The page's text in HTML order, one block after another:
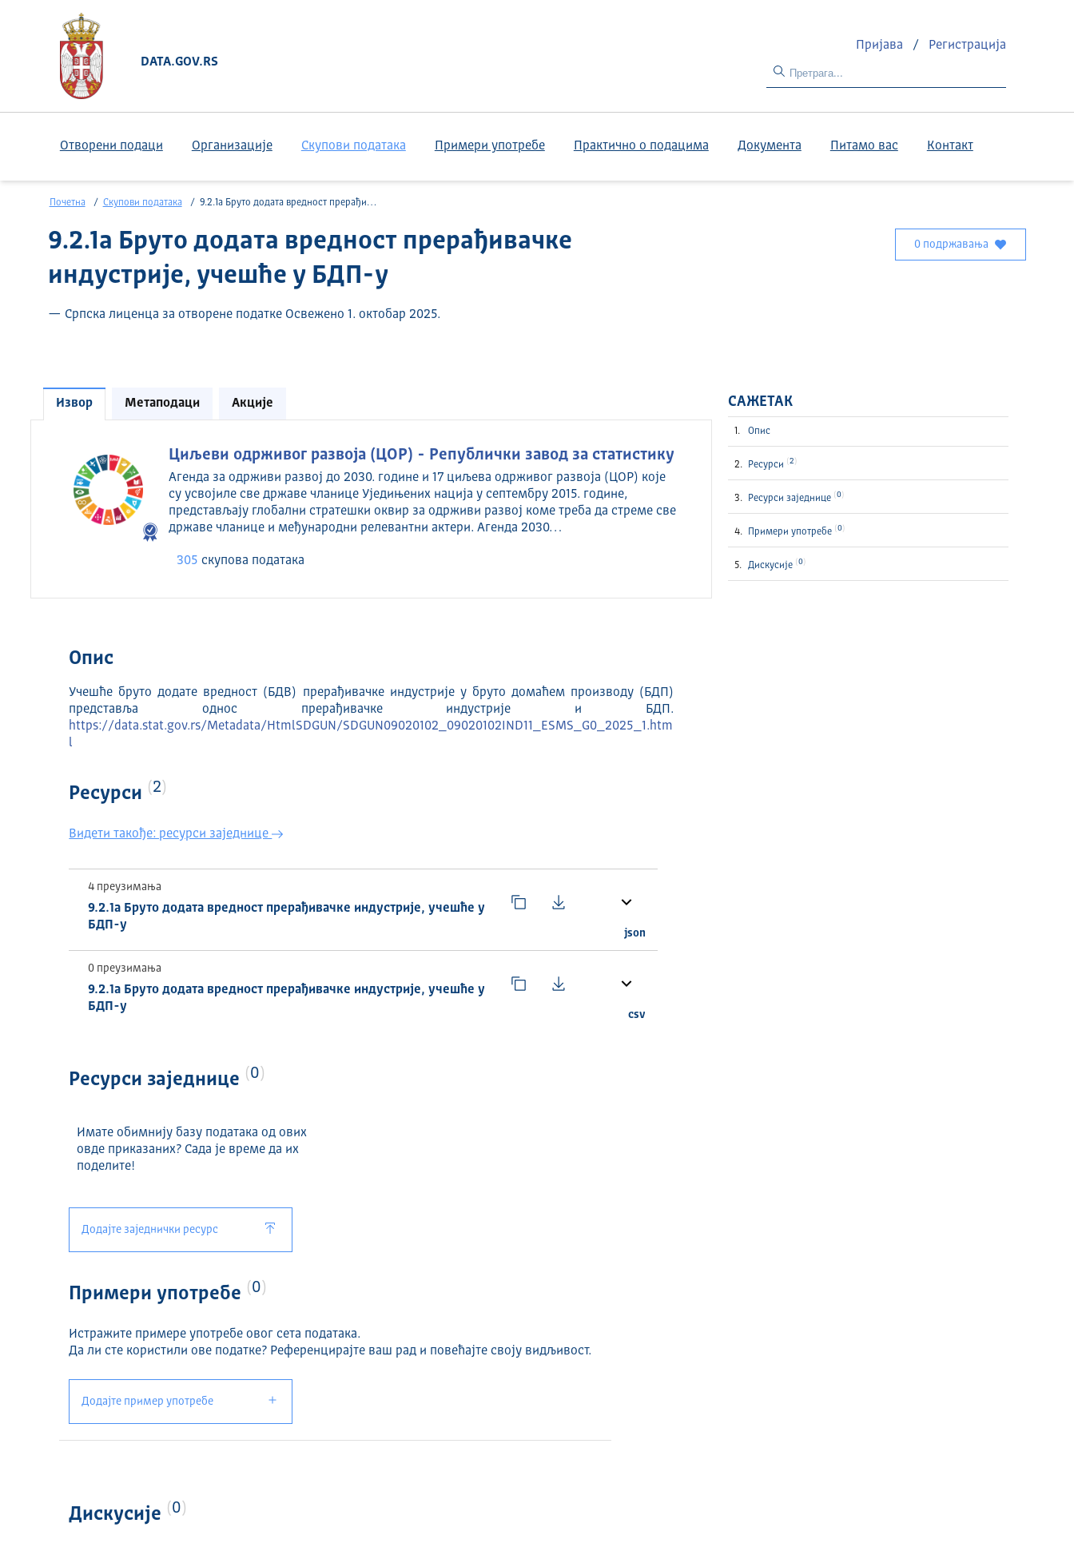
DATA.GOV.RS
Пријава / Регистрација
Отворени подаци Организације Скупови података Примери употребе Практично о подацима Документа Питамо вас Контакт
Почетна Скупови података 9.2.1a Бруто додата вредност прерађивачке индустрије, учешће у БДП-у
9.2.1a Бруто додата вредност прерађивачке
индустрије, учешће у БДП-у
— Српска лиценца за отворене податке Освежено 1. октобар 2025.
0 подржавања
Извор Метаподаци Акције
Циљеви одрживог развоја (ЦОР) - Републички завод за статистику
Агенда за одрживи развој до 2030. године и 17 циљева одрживог развоја (ЦОР) које
су усвојиле све државе чланице Уједињених нација у септембру 2015. године,
представљају глобални стратешки оквир за одрживи развој коме треба да стреме све
државе чланице и међународни релевантни актери. Агенда 2030…
305 скуповa података
Опис
Учешће бруто додате вредност (БДВ) прерађивачке индустрије у бруто домаћем производу (БДП)
представља однос прерађивачке индустрије и БДП.
https://data.stat.gov.rs/Metadata/HtmlSDGUN/SDGUN09020102_09020102IND11_ESMS_G0_2025_1.htm
l
Ресурси 2
Видети такође: ресурси заједнице
4 преузимања
9.2.1a Бруто додата вредност прерађивачке индустрије, учешће у
БДП-у
json
0 преузимања
9.2.1a Бруто додата вредност прерађивачке индустрије, учешће у
БДП-у
csv
Ресурси заједнице 0
Имате обимнију базу података од ових
овде приказаних? Сада је време да их
поделите!
Додајте заједнички ресурс
Примери употребе 0
Истражите примере употребе овог сета података.
Да ли сте користили ове податке? Референцирајте ваш рад и повећајте своју видљивост.
Додајте пример употребе
Дискусије 0
САЖЕТАК
Опис
Ресурси 2
Ресурси заједнице 0
Примери употребе 0
Дискусије 0